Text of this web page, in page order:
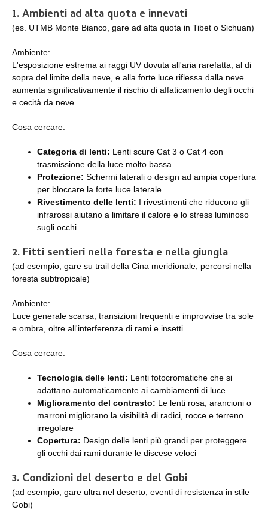
1. Ambienti ad alta quota e innevati
(es. UTMB Monte Bianco, gare ad alta quota in Tibet o Sichuan)
Ambiente:
L'esposizione estrema ai raggi UV dovuta all'aria rarefatta, al di
sopra del limite della neve, e alla forte luce riflessa dalla neve
aumenta significativamente il rischio di affaticamento degli occhi
e cecità da neve.
Cosa cercare:
Categoria di lenti: Lenti scure Cat 3 o Cat 4 con
trasmissione della luce molto bassa
Protezione: Schermi laterali o design ad ampia copertura
per bloccare la forte luce laterale
Rivestimento delle lenti: I rivestimenti che riducono gli
infrarossi aiutano a limitare il calore e lo stress luminoso
sugli occhi
2. Fitti sentieri nella foresta e nella giungla
(ad esempio, gare su trail della Cina meridionale, percorsi nella
foresta subtropicale)
Ambiente:
Luce generale scarsa, transizioni frequenti e improvvise tra sole
e ombra, oltre all'interferenza di rami e insetti.
Cosa cercare:
Tecnologia delle lenti: Lenti fotocromatiche che si
adattano automaticamente ai cambiamenti di luce
Miglioramento del contrasto: Le lenti rosa, arancioni o
marroni migliorano la visibilità di radici, rocce e terreno
irregolare
Copertura: Design delle lenti più grandi per proteggere
gli occhi dai rami durante le discese veloci
3. Condizioni del deserto e del Gobi
(ad esempio, gare ultra nel deserto, eventi di resistenza in stile
Gobi)